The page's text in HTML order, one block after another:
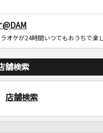
オケが24時間いつでもおうちで楽
舗検索
店舗検索